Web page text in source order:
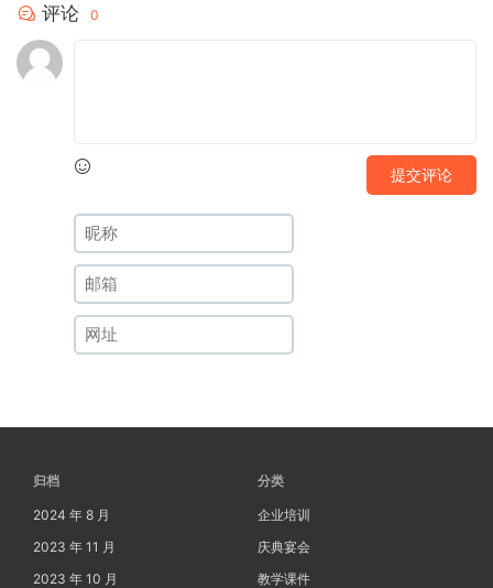
评论 0
提交评论
归档
2024 年 8 月
2023 年 11 月
2023 年 10 月
分类
企业培训
庆典宴会
教学课件